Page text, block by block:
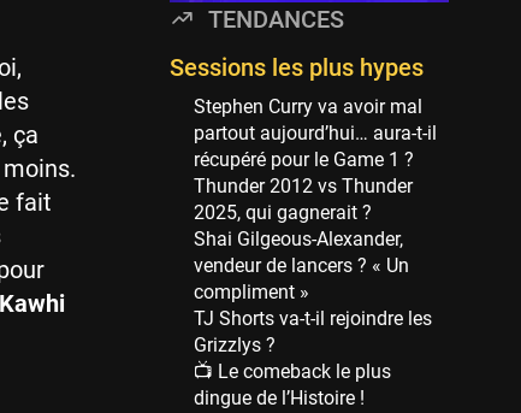
ça
fait
Philadelphia Sixers
89 sessions
Milwaukee Bucks
82 sessions
Hoop Culture
73 sessions
Oklahoma City Thunder
69 sessions
Phoenix Suns
69 sessions
Miami Heat
63 sessions
TENDANCES
Sessions les plus hypes
Stephen Curry va avoir mal
partout aujourd’hui… aura-t-il
récupéré pour le Game 1 ?
Thunder 2012 vs Thunder
2025, qui gagnerait ?
Shai Gilgeous-Alexander,
vendeur de lancers ? « Un
compliment »
TJ Shorts va-t-il rejoindre les
Grizzlys ?
📺 Le comeback le plus
dingue de l’Histoire !